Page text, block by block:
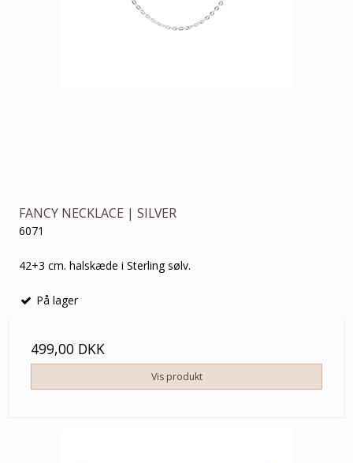
FANCY NECKLACE | SILVER
6071
42+3 cm. halskæde i Sterling sølv.
På lager
499,00 DKK
Vis produkt